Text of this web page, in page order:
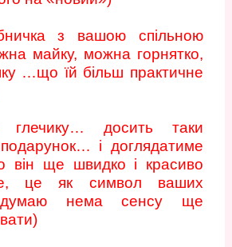
з вашою спільною
майку, можна горнятко,
…що їй більш практичне
досить таки
і доглядатиме
він ще швидко і красиво
це як символ ваших
думаю нема сенсу ще